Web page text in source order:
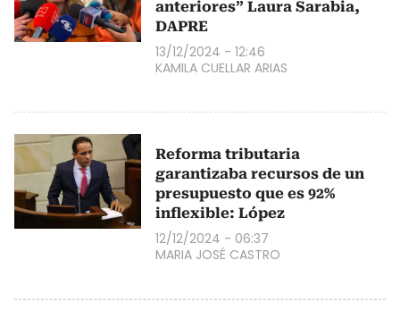
anteriores” Laura Sarabia,
DAPRE
13/12/2024 - 12:46
KAMILA CUELLAR ARIAS
Reforma tributaria
garantizaba recursos de un
presupuesto que es 92%
inflexible: López
12/12/2024 - 06:37
MARIA JOSÉ CASTRO